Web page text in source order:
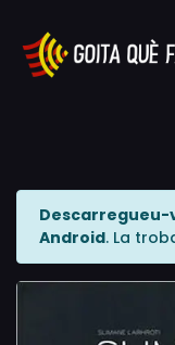
Descarregueu-
Android. La